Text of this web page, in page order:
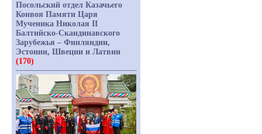
Посольский отдел Казачьего
Конвоя Памяти Царя
Мученика Николая II
Балтийско-Скандинавского
Зарубежья – Финляндии,
Эстонии, Швеции и Латвии
(170)